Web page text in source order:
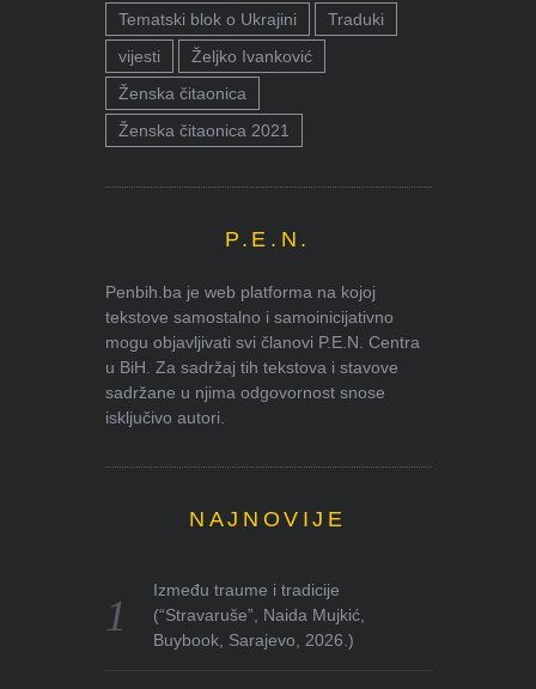
Tematski blok o Ukrajini
Traduki
vijesti
Željko Ivanković
Ženska čitaonica
Ženska čitaonica 2021
P.E.N.
Penbih.ba je web platforma na kojoj
tekstove samostalno i samoinicijativno
mogu objavljivati svi članovi P.E.N. Centra
u BiH. Za sadržaj tih tekstova i stavove
sadržane u njima odgovornost snose
isključivo autori.
NAJNOVIJE
Između traume i tradicije
(“Stravaruše”, Naida Mujkić,
Buybook, Sarajevo, 2026.)